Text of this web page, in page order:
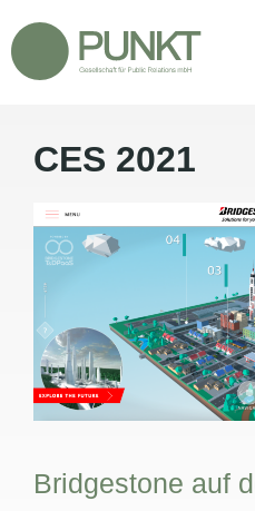
Inhalt
springen
CES 2021
Bridgestone auf